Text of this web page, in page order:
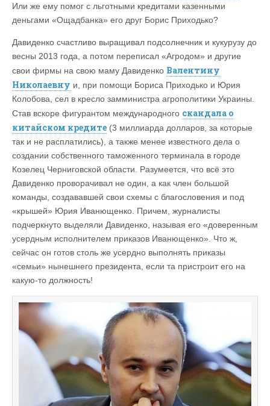
Или же ему помог с льготными кредитами казенными
деньгами «Ощадбанка» его друг Борис Приходько?
Давиденко счастливо выращивал подсолнечник и кукурузу до
весны 2013 года, а потом переписал «Агродом» и другие
свои фирмы на свою маму Давиденко Валентину
Николаевну и, при помощи Бориса Приходько и Юрия
Колобова, сел в кресло замминистра агрополитики Украины.
Став вскоре фигурантом международного скандала о
китайском кредите (3 миллиарда долларов, за которые
так и не расплатились), а также менее известного дела о
создании собственного таможенного терминала в городе
Козелец Черниговской области. Разумеется, что всё это
Давиденко проворачивал не один, а как член большой
команды, создававшей свои схемы с благословения и под
«крышей» Юрия Иванющенко. Причем, журналисты
подчеркнуто выделяли Давиденко, называя его «доверенным
усердным исполнителем приказов Иванющенко». Что ж,
сейчас он готов столь же усердно выполнять приказы
«семьи» нынешнего президента, если та пристроит его на
какую-то должность!